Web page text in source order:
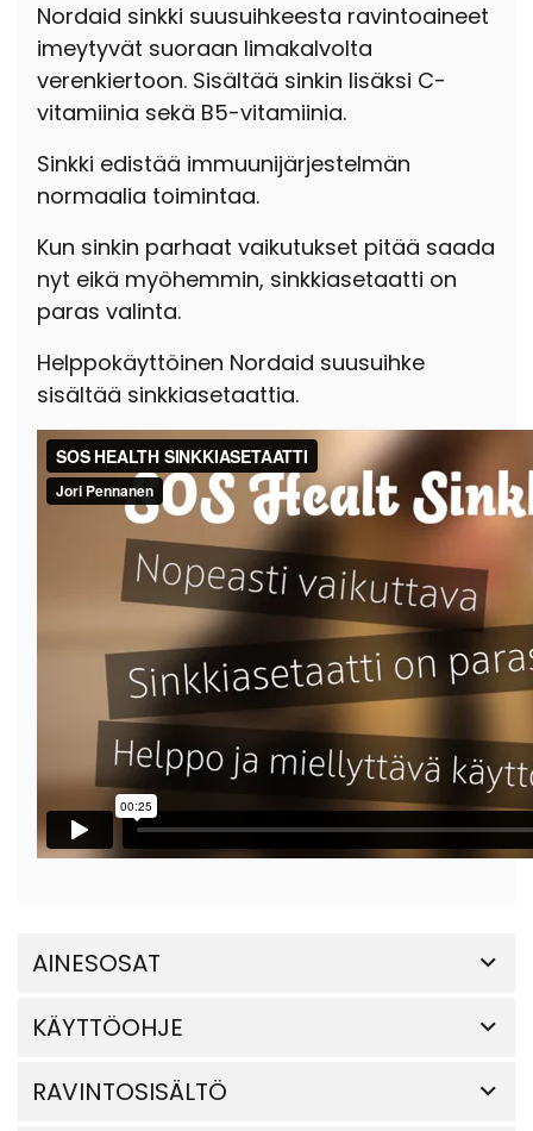
Nordaid sinkki suusuihkeesta ravintoaineet
imeytyvät suoraan limakalvolta
verenkiertoon. Sisältää sinkin lisäksi C-
vitamiinia sekä B5-vitamiinia.
Sinkki edistää immuunijärjestelmän
normaalia toimintaa.
Kun sinkin parhaat vaikutukset pitää saada
nyt eikä myöhemmin, sinkkiasetaatti on
paras valinta.
Helppokäyttöinen Nordaid suusuihke
sisältää sinkkiasetaattia.
AINESOSAT
KÄYTTÖOHJE
RAVINTOSISÄLTÖ